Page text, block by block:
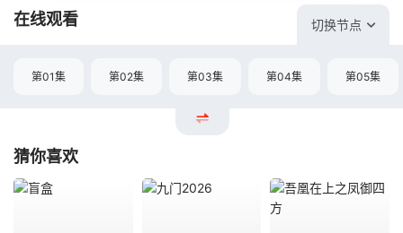
在线观看 切换节点
第01集 第02集 第03集 第04集 第05集
猜你喜欢